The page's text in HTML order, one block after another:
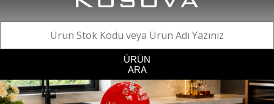
ÜRÜN
ARA